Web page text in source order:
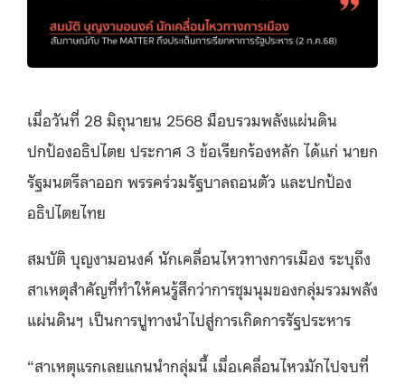
เมื่อวันที่ 28 มิถุนายน 2568 ม็อบรวมพลังแผ่นดิน
ปกป้องอธิปไตย ประกาศ 3 ข้อเรียกร้องหลัก ได้แก่ นายก
รัฐมนตรีลาออก พรรคร่วมรัฐบาลถอนตัว และปกป้อง
อธิปไตยไทย
สมบัติ บุญงามอนงค์ นักเคลื่อนไหวทางการเมือง ระบุถึง
สาเหตุสำคัญที่ทำให้คนรู้สึกว่าการชุมนุมของกลุ่มรวมพลัง
แผ่นดินฯ เป็นการปูทางนำไปสู่การเกิดการรัฐประหาร
“สาเหตุแรกเลยแกนนำกลุ่มนี้ เมื่อเคลื่อนไหวมักไปจบที่